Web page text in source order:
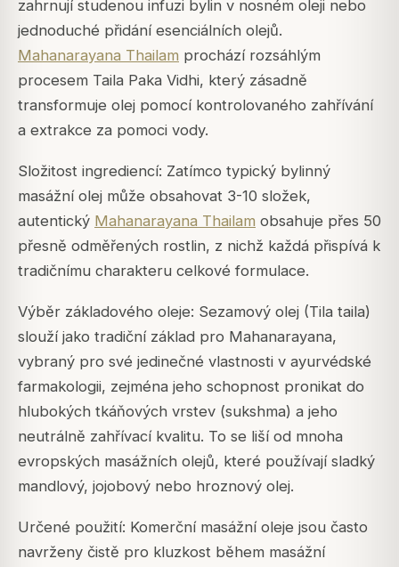
zahrnují studenou infuzi bylin v nosném oleji nebo
jednoduché přidání esenciálních olejů.
Mahanarayana Thailam prochází rozsáhlým
procesem Taila Paka Vidhi, který zásadně
transformuje olej pomocí kontrolovaného zahřívání
a extrakce za pomoci vody.
Složitost ingrediencí: Zatímco typický bylinný
masážní olej může obsahovat 3-10 složek,
autentický Mahanarayana Thailam obsahuje přes 50
přesně odměřených rostlin, z nichž každá přispívá k
tradičnímu charakteru celkové formulace.
Výběr základového oleje: Sezamový olej (Tila taila)
slouží jako tradiční základ pro Mahanarayana,
vybraný pro své jedinečné vlastnosti v ayurvédské
farmakologii, zejména jeho schopnost pronikat do
hlubokých tkáňových vrstev (sukshma) a jeho
neutrálně zahřívací kvalitu. To se liší od mnoha
evropských masážních olejů, které používají sladký
mandlový, jojobový nebo hroznový olej.
Určené použití: Komerční masážní oleje jsou často
navrženy čistě pro kluzkost během masážní